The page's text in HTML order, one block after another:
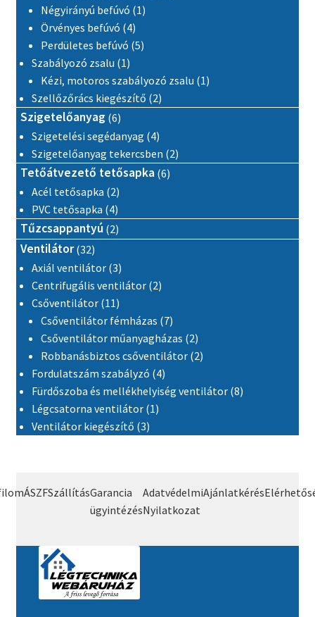
Négyirányú befúvó 11 termék
Örvényes befúvó 44 termék
Perdületes befúvó 55 termék
Szabályozó zsalu 11 termék
Kézi, motoros szabályozó zsalu 11 termék
Szellőzőrács kiegészítő 22 termék
Szigetelőanyag 66 termék
Szigetelési segédanyag 44 termék
Szigetelőanyag tekercsben 22 termék
Tetőátvezető tetősapka 66 termék
Acél tetősapka 22 termék
PVC tetősapka 44 termék
Tűzcsappantyú 22 termék
Ventilátor 3232 termék
Axiál ventilátor 33 termék
Centrifugális ventilátor 22 termék
Csőventilátor 1111 termék
Csőventilátor fémházas 77 termék
Csőventilátor műanyagházas 22 termék
Robbanásbiztos csőventilátor 22 termék
Fordulatszám szabályzó 44 termék
Fürdőszoba és mellékhelyiség ventilátor 88 termék
Légcsatorna ventilátor 11 termék
Ventilátor kiegészítő 33 termék
ÁSZFSzállításGarancia
ügyintézés
Adatvédelmi
Nyilatkozat
Ajánlatkérés